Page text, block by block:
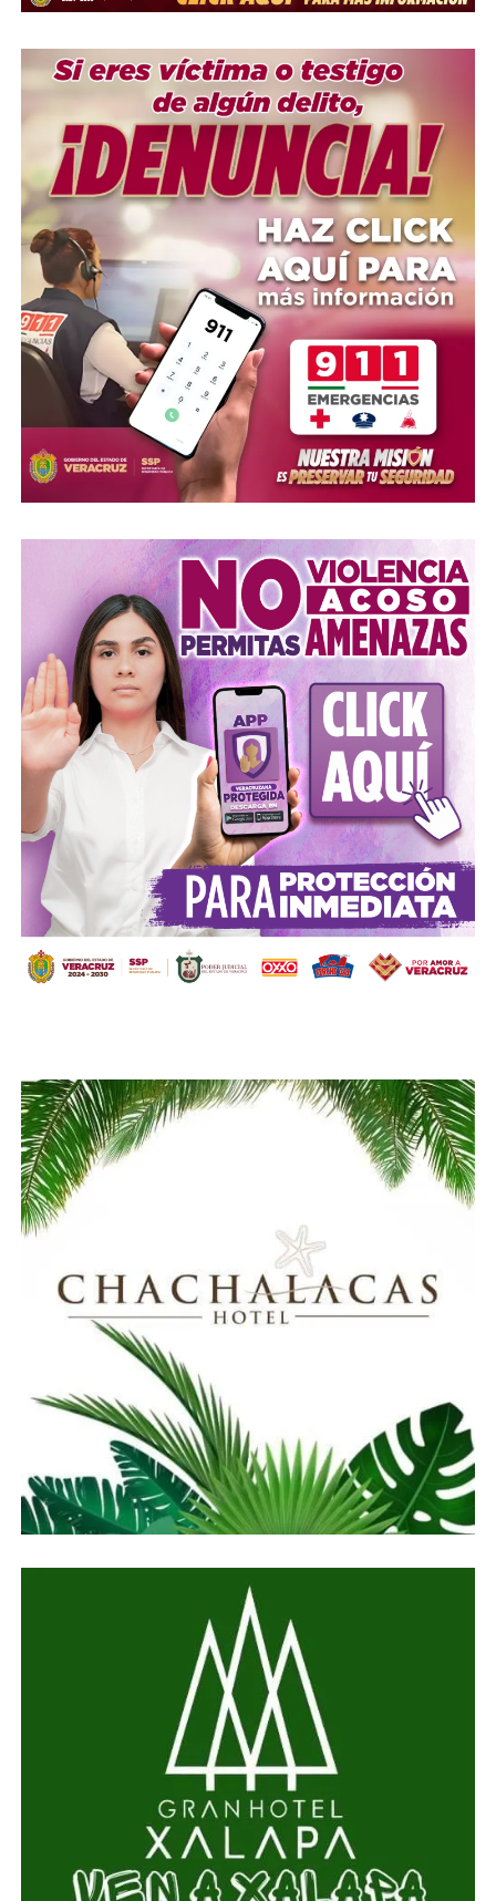
UP NEXT
Con la participación ciudadana, abre Ayuntamiento
convocatoria para renovar las Jefaturas de Manzana
DON'T MISS
Fuertes lluvias provocan severas inundaciones en el
bulevar Diamante de Xalapa